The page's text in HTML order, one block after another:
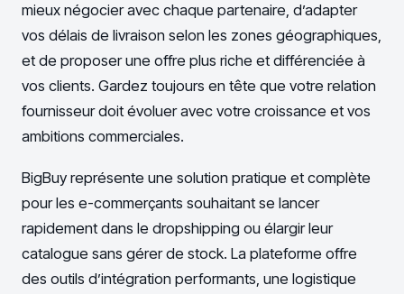
mieux négocier avec chaque partenaire, d’adapter
vos délais de livraison selon les zones géographiques,
et de proposer une offre plus riche et différenciée à
vos clients. Gardez toujours en tête que votre relation
fournisseur doit évoluer avec votre croissance et vos
ambitions commerciales.
BigBuy représente une solution pratique et complète
pour les e-commerçants souhaitant se lancer
rapidement dans le dropshipping ou élargir leur
catalogue sans gérer de stock. La plateforme offre
des outils d’intégration performants, une logistique